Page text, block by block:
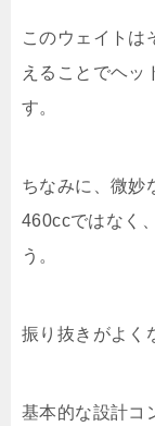
このウェイトは
えることでヘッ
す。
ちなみに、微妙
460ccではなく
う。
振り抜きがよく
基本的な設計コ